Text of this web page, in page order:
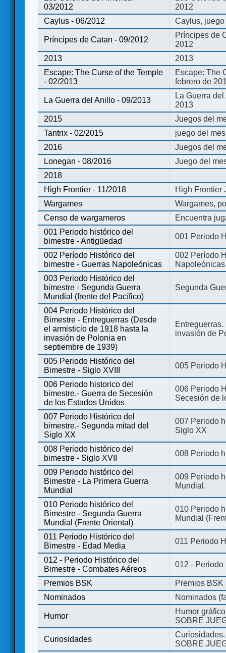
03/2012
2012
Caylus - 06/2012
Caylus,
Príncipes de Catan - 09/2012
Príncipes de
2012
2013
2013
Escape: The Curse of the Temple
- 02/2013
Escape: The
febrero de
La Guerra del Anillo - 09/2013
La Guerra
2013
2015
Juegos del
Tantrix - 02/2015
juego del
2016
Juegos del
Lonegan - 08/2016
Juego del
2018
High Frontier - 11/2018
High Frontier
Wargames
Wargames,
Censo de wargameros
Encuentra
001 Periodo histórico del
bimestre - Antigüedad
001 Periodo
002 Período Histórico del
bimestre - Guerras Napoleónicas
002 Período
Napoleónicas
003 Periodo Histórico del
bimestre - Segunda Guerra
Mundial (frente del Pacífico)
Segunda
004 Periodo Histórico del
Bimestre - Entreguerras (Desde
el armisticio de 1918 hasta la
invasión de Polonia en
septiembre de 1939)
invasión de
005 Periodo Histórico del
Bimestre - Siglo XVIII
005 Periodo
006 Periodo historico del
bimestre.- Guerra de Secesión
de los Estados Unidos
006 Periodo
Secesión de
007 Periodo Histórico del
bimestre.- Segunda mitad del
Siglo XX
007 Periodo
Siglo XX
008 Periodo histórico del
bimestre - Siglo XVII
008 Periodo
009 Periodo histórico del
Bimestre - La Primera Guerra
Mundial
009 Periodo
Mundial.
010 Periodo histórico del
Bimestre - Segunda Guerra
Mundial (Frente Oriental)
010 Periodo
Mundial
011 Periodo Histórico del
Bimestre - Edad Media
011 Periodo
012 - Periodo Histórico del
Bimestre - Combates Aéreos
012 - Periodo
Premios BSK
Premios BSK
Nominados
Nominados
Humor
Humor
SOBRE
Curiosidades
SOBRE